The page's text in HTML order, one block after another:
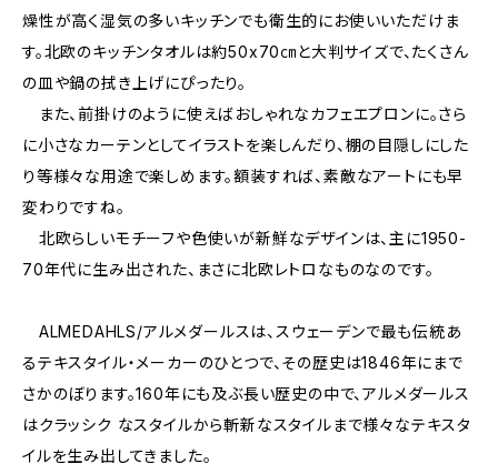
燥性が高く湿気の多いキッチンでも衛生的にお使いいただけま
す。北欧のキッチンタオルは約50x70㎝と大判サイズで、たくさん
の皿や鍋の拭き上げにぴったり。
また、前掛けのように使えばおしゃれなカフェエプロンに。さら
に小さなカーテンとしてイラストを楽しんだり、棚の目隠しにした
り等様々な用途で楽しめます。額装すれば、素敵なアートにも早
変わりですね。
北欧らしいモチーフや色使いが新鮮なデザインは、主に1950-
70年代に生み出された、まさに北欧レトロなものなのです。
ALMEDAHLS/アルメダールスは、スウェーデンで最も伝統あ
るテキスタイル・メーカーのひとつで、その歴史は1846年にまで
さかのぼります。160年にも及ぶ長い歴史の中で、アルメダールス
はクラッシク なスタイルから斬新なスタイルまで様々なテキスタ
イルを生み出してきました。